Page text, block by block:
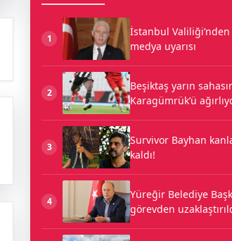
1
İstanbul Valiliği’nden
medya uyarısı
2
Beşiktaş yarın
Karagümrük’ü
3
Survivor Bayhan
kaldı!
4
Yüreğir Belediye
görevden